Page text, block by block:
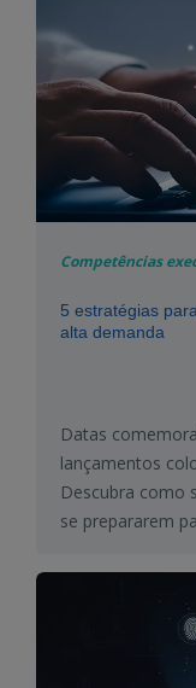
Competências
5 estratégias
alta demanda
Datas
lançamentos
Descubra como
se prepararem